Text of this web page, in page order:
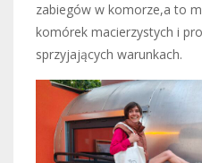
zabiegów w komorze,a to
komórek macierzystych i
sprzyjających warunkach.